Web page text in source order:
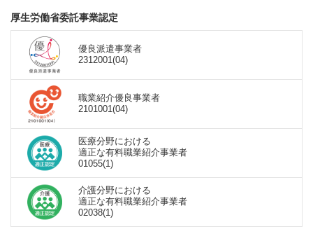
厚生労働省委託事業認定
優良派遣事業者
2312001(04)
職業紹介優良事業者
2101001(04)
医療分野における
適正な有料職業紹介事業者
01055(1)
介護分野における
適正な有料職業紹介事業者
02038(1)